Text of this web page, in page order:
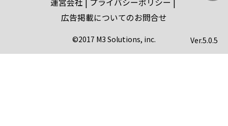
運営会社
プライバシーポリシー
広告掲載についてのお問合せ
©2017 M3 Solutions, inc. Ver.5.0.5